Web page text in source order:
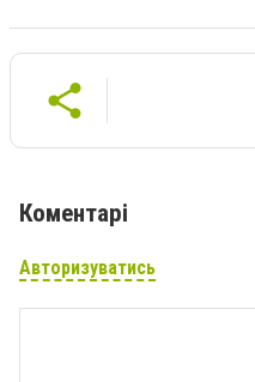
Коментарі
Авторизуватись